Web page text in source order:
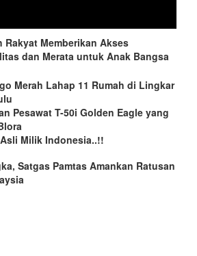
Memberikan Akses
dan Merata untuk Anak Bangsa
Merah Lahap 11 Rumah di Lingkar
Pesawat T-50i Golden Eagle yang
Milik Indonesia..!!
Satgas Pamtas Amankan Ratusan